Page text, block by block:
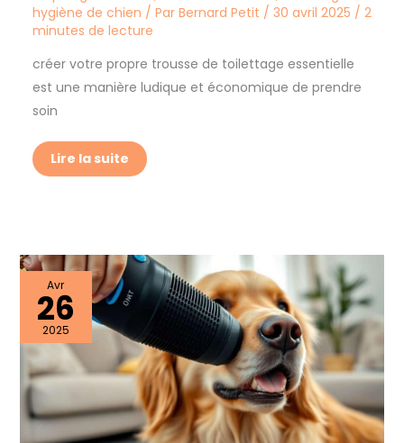
hygiène de chien / Par Bernard Petit / 30 avril 2025 / 2
minutes de lecture
créer votre propre trousse de toilettage essentielle
est une manière ludique et économique de prendre
soin
Lire la suite
Avr
26
2025
Technologie
des
brosses
électriques
pour
chien
:
avantages
et
limites